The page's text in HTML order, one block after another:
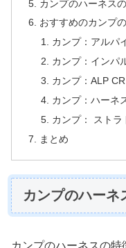
カンプのハーネス
おすすめのカンプ
カンプ：アルパ
カンプ：インパ
カンプ：ALP CR
カンプ：ハーネ
カンプ： スト
まとめ
カンプのハーネ
カンプのハーネスの